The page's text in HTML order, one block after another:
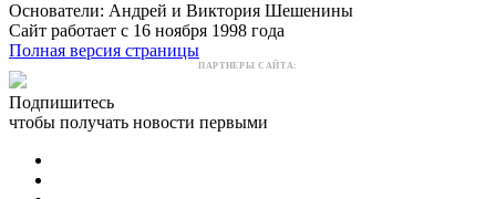
Основатели: Андрей и Виктория Шешенины
Сайт работает с 16 ноября 1998 года
Полная версия страницы
ПАРТНЕРЫ САЙТА:
Подпишитесь
чтобы получать новости первыми